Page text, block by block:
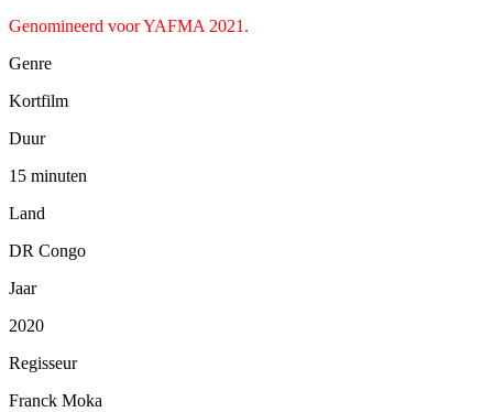
Genomineerd voor YAFMA 2021.
Genre
Kortfilm
Duur
15 minuten
Land
DR Congo
Jaar
2020
Regisseur
Franck Moka